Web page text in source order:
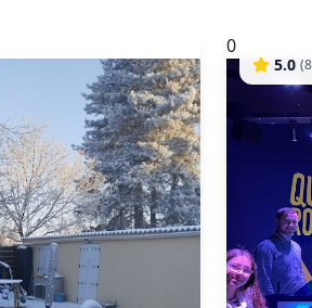
0
5.0 (